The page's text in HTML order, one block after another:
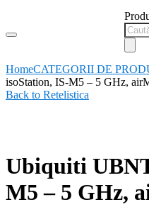
HomeCATEGORII DE
isoStation, IS-M5 – 5 GHz,
Back to Retelistica
Ubiquiti
M5 – 5 GHz,